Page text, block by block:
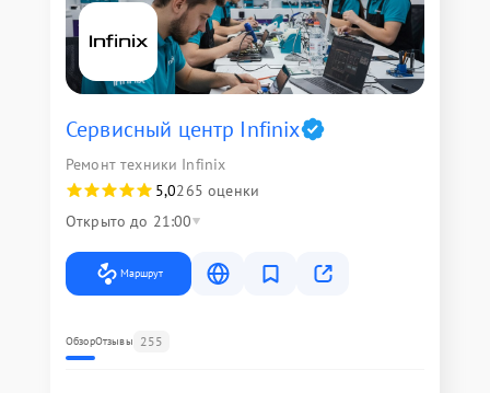
Сервисный центр Infinix
Ремонт техники Infinix
5,0265 оценки
Открыто до 21:00
Маршрут
ОбзорОтзывы 255